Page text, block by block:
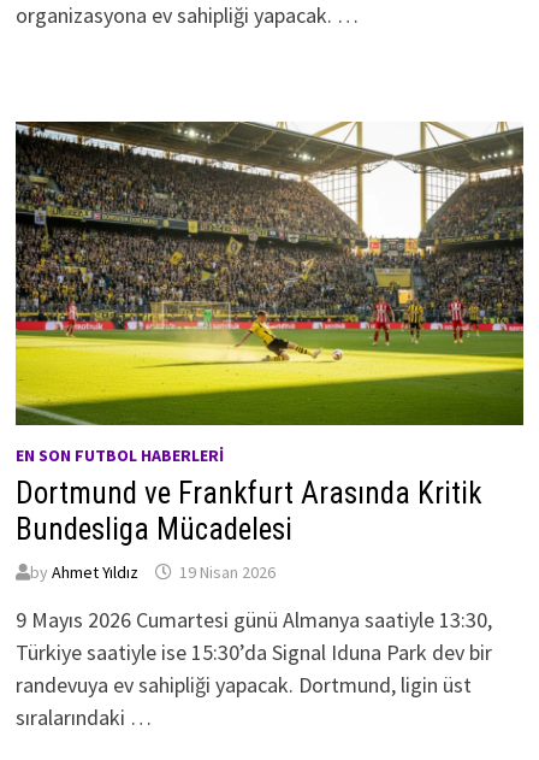
organizasyona ev sahipliği yapacak. …
EN SON FUTBOL HABERLERI
Dortmund ve Frankfurt Arasında Kritik
Bundesliga Mücadelesi
by Ahmet Yıldız 19 Nisan 2026
9 Mayıs 2026 Cumartesi günü Almanya saatiyle 13:30,
Türkiye saatiyle ise 15:30’da Signal Iduna Park dev bir
randevuya ev sahipliği yapacak. Dortmund, ligin üst
sıralarındaki …